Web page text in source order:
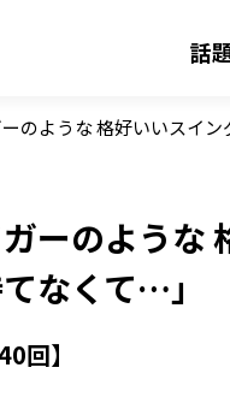
話
のような 格好いいスイ
ーのような
なくて…」
回】